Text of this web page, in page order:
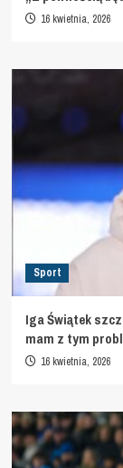
16 kwietnia, 2026
Sport
Iga Świątek
mam z tym
16 kwietnia, 2026